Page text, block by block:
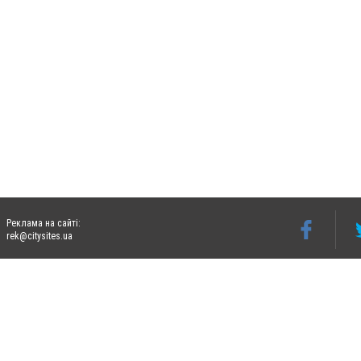
Реклама на сайті:
rek@citysites.ua